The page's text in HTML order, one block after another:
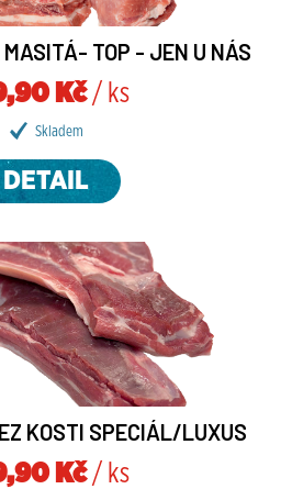
MASITÁ- TOP - JEN U NÁS
Kč/ ks
Skladem
DETAIL
KOSTI SPECIÁL/LUXUS
Kč/ ks